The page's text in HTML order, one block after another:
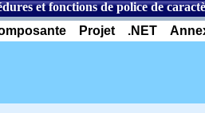
et fonctions de police de
Projet .NET